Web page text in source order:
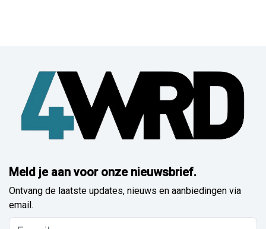
Meld je aan voor onze nieuwsbrief.
Ontvang de laatste updates, nieuws en aanbiedingen via
email.